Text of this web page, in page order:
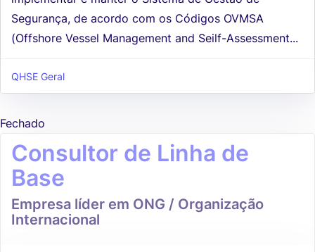
Segurança, de acordo com os Códigos OVMSA
(Offshore Vessel Management and Seilf-Assessment...
QHSE Geral
Fechado
Consultor de Linha de
Base
Empresa líder em ONG / Organização
Internacional